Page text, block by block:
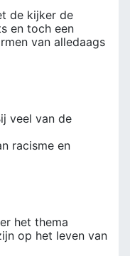
de kijker de
en toch een
van alledaags
veel van de
racisme en
het thema
op het leven van